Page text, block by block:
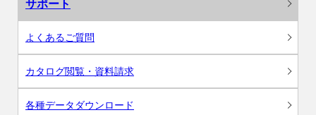
サポート
よくあるご質問
カタログ閲覧・資料請求
各種データダウンロード